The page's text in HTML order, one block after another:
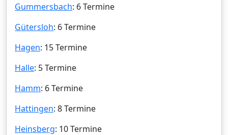
Gummersbach: 6 Termine
Gütersloh: 6 Termine
Hagen: 15 Termine
Halle: 5 Termine
Hamm: 6 Termine
Hattingen: 8 Termine
Heinsberg: 10 Termine